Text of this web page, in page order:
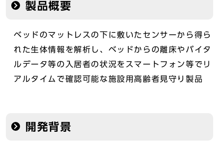
製品概要
ベッドのマットレスの下に敷いたセンサーから得ら
れた生体情報を解析し、ベッドからの離床やバイタ
ルデータ等の入居者の状況をスマートフォン等でリ
アルタイムで確認可能な施設用高齢者見守り製品
開発背景